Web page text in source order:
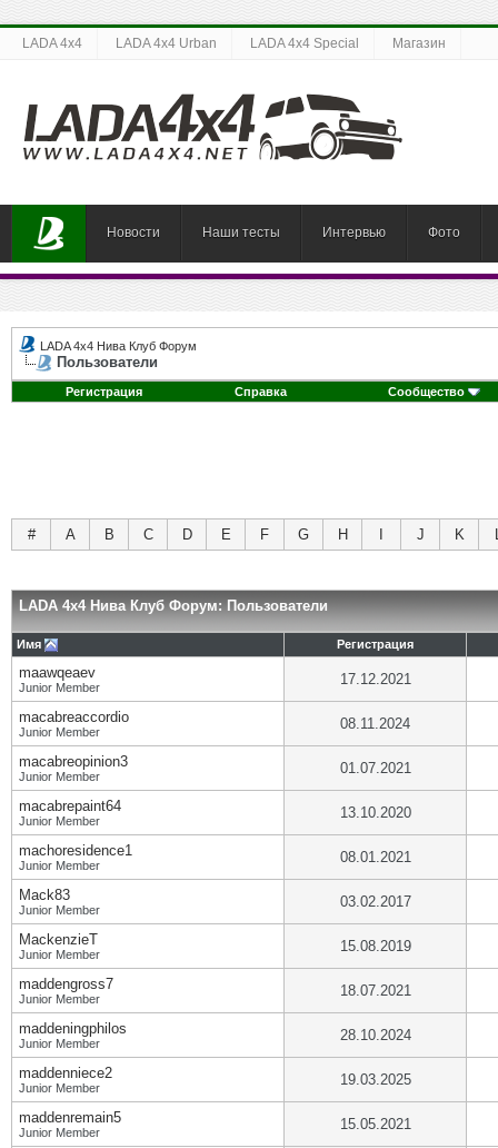
LADA 4x4 LADA 4x4 Urban LADA 4x4 Special Магазин
Новости Наши тесты Интервью Фото
LADA 4x4 Нива Клуб Форум
Пользователи
Регистрация Справка Сообщество
# A B C D E F G H J K
LADA 4x4 Нива Клуб Форум: Пользователи
Имя Регистрация
maawqeaev
Junior Member 17.12.2021
macabreaccordio
Junior Member 08.11.2024
macabreopinion3
Junior Member 01.07.2021
macabrepaint64
Junior Member 13.10.2020
machoresidence1
Junior Member 08.01.2021
Mack83
Junior Member 03.02.2017
MackenzieT
Junior Member 15.08.2019
maddengross7
Junior Member 18.07.2021
maddeningphilos
Junior Member 28.10.2024
maddenniece2
Junior Member 19.03.2025
maddenremain5
Junior Member 15.05.2021